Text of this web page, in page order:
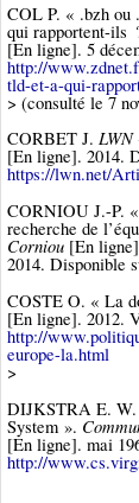
COL P. « .bzh ou
qui rapportent-ils
[En ligne]. 5
http://
tld-et-a-qui-
> (consulté le 7
CORBET J. LWN
[En ligne]. 2014.
https://lwn.net/
CORNIOU J.-P.
recherche de
Corniou [En
2014. Disponible
COSTE O. « La
[En ligne]. 2012.
http://
europe-la.html
>
DIJKSTRA E. W.
System ».
[En ligne]. mai
http://